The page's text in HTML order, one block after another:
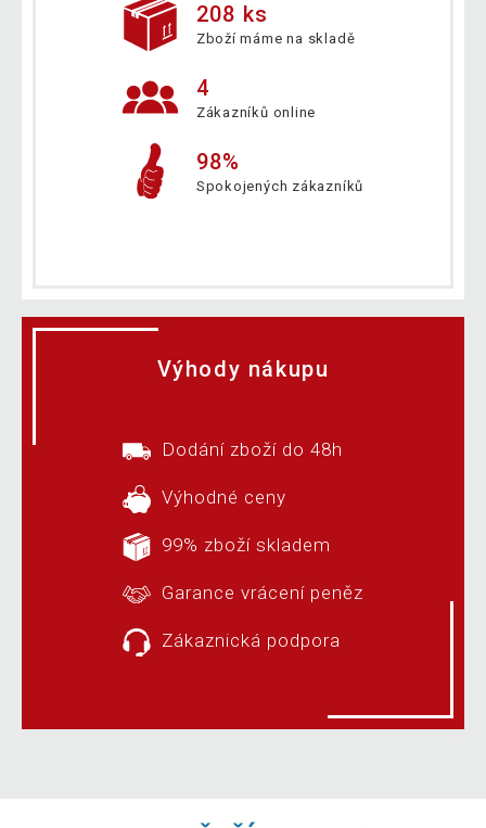
208 ks
Zboží máme na skladě
4
Zákazníků online
98%
Spokojených zákazníků
Výhody nákupu
Dodání zboží do 48h
Výhodné ceny
99% zboží skladem
Garance vrácení peněz
Zákaznická podpora